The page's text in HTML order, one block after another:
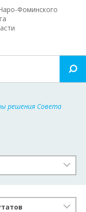
Фоминского
решения Совета